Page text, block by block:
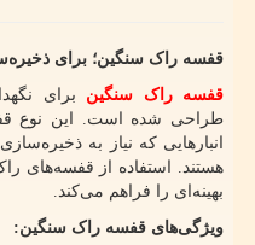
قفسه راک سنگین؛ برای
قفسه راک سنگین برای
طراحی شده است. این نوع
انبارهایی که نیاز به
هستند. استفاده از قفسه‌های
بهینه‌ای را فراهم می‌کند.
ویژگی‌های قفسه راک سنگین: